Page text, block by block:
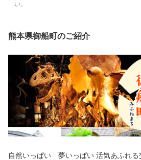
い。
熊本県御船町のご紹介
自然いっぱい 夢いっぱい 活気あふれる交